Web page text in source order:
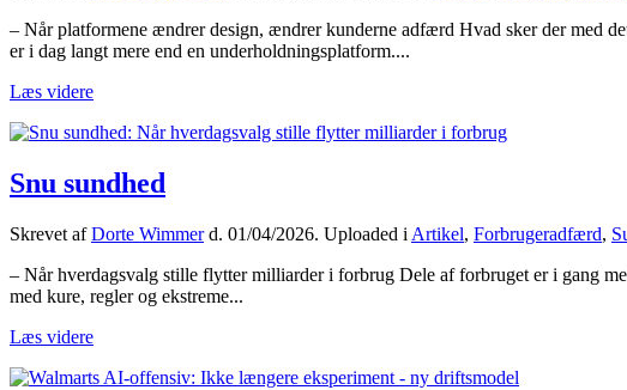
– Når platformene ændrer design, ændrer kunderne adfærd Hvad sker der med
er i dag langt mere end en underholdningsplatform....
Læs videre
Snu sundhed
Skrevet afDorte Wimmerd. 01/04/2026. Uploaded i Artikel, Forbrugeradfærd,
– Når hverdagsvalg stille flytter milliarder i forbrug Dele af forbruget er i gang
med kure, regler og ekstreme...
Læs videre